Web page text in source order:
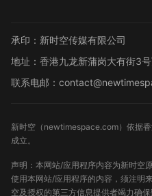
承印：新时空传媒有限公司
地址：香港九龙新蒲岗大有街3
联系电邮：
新时空（ newtimespace.com）依据
成立。
声明：本网站/应用程序内容为新时空
使用本网站/应用程序的内容，须注明
空及授权的第三方信息提供者竭力确